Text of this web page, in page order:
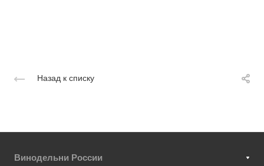
Назад к списку
Винодельни России